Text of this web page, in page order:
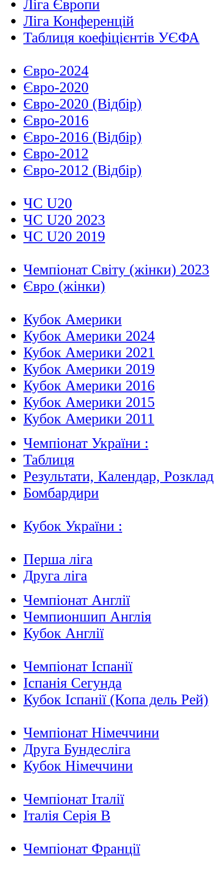
Ліга Європи
Ліга Конференцій
Таблиця коефіцієнтів УЄФА
Євро-2024
Євро-2020
Євро-2020 (Відбір)
Євро-2016
Євро-2016 (Відбір)
Євро-2012
Євро-2012 (Відбір)
ЧС U20
ЧС U20 2023
ЧС U20 2019
Чемпіонат Світу (жінки) 2023
Євро (жінки)
Кубок Америки
Кубок Америки 2024
Кубок Америки 2021
Кубок Америки 2019
Кубок Америки 2016
Кубок Америки 2015
Кубок Америки 2011
Чемпіонат України :
Таблиця
Результати, Календар, Poзклад
Бомбардири
Кубок України :
Перша ліга
Друга ліга
Чемпіонат Англії
Чемпионшип Англія
Кубок Англії
Чемпіонат Іспанії
Іспанія Сегунда
Кубок Іспанії (Копа дель Рей)
Чемпіонат Німеччини
Друга Бундесліга
Кубок Німеччини
Чемпіонат Італії
Італія Серія B
Чемпіонат Франції